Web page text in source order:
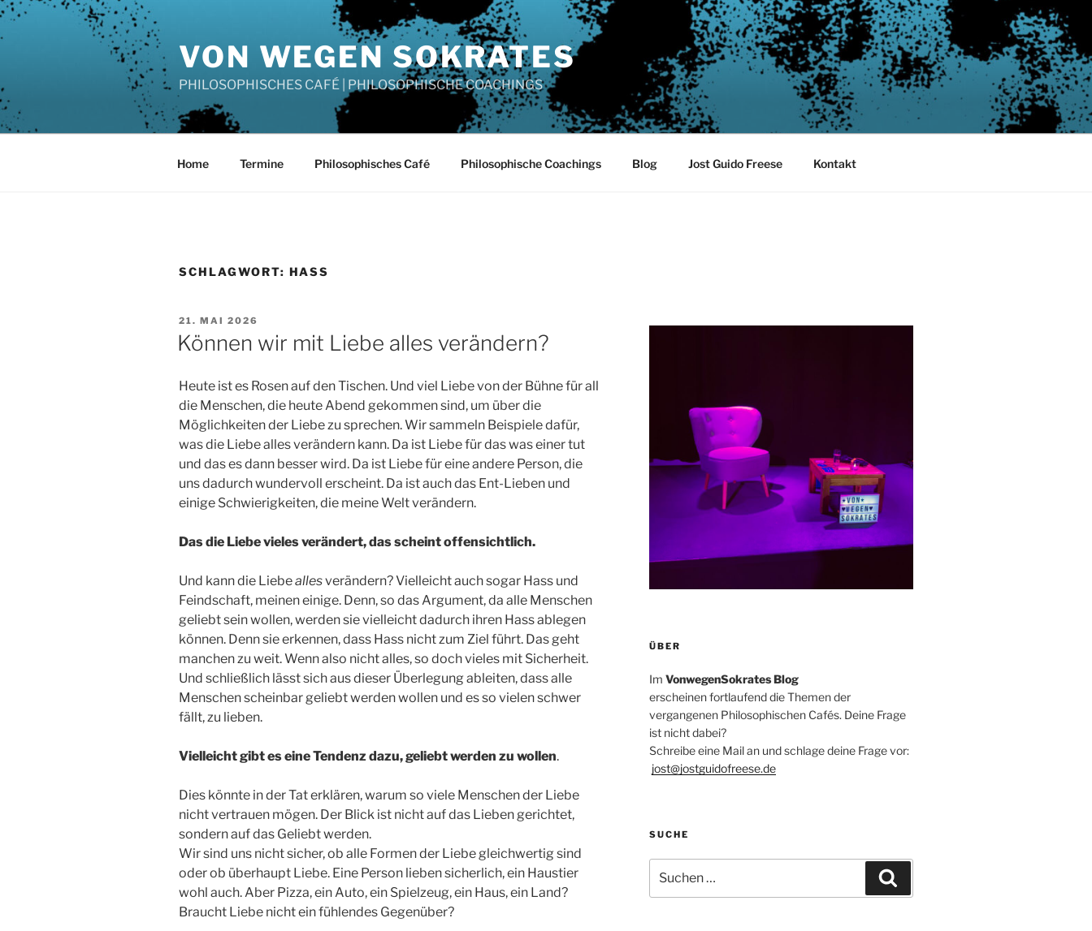
Zum
VON WEGEN SOKRATES
PHILOSOPHISCHES CAFÉ | PHILOSOPHISCHE COACHINGS
Home Termine Philosophisches Café Philosophische Coachings Blog Jost Guido Freese Kontakt
SCHLAGWORT: HASS
VERÖFFENTLICHT
AM
21. MAI 2026
Können wir mit Liebe alles verändern?
Heute ist es Rosen auf den Tischen. Und viel Liebe von der Bühne für all
die Menschen, die heute Abend gekommen sind, um über die
Möglichkeiten der Liebe zu sprechen. Wir sammeln Beispiele dafür,
was die Liebe alles verändern kann. Da ist Liebe für das was einer tut
und das es dann besser wird. Da ist Liebe für eine andere Person, die
uns dadurch wundervoll erscheint. Da ist auch das Ent-Lieben und
einige Schwierigkeiten, die meine Welt verändern.
Das die Liebe vieles verändert, das scheint offensichtlich.
Und kann die Liebeallesverändern? Vielleicht auch sogar Hass und
Feindschaft, meinen einige. Denn, so das Argument, da alle Menschen
geliebt sein wollen, werden sie vielleicht dadurch ihren Hass ablegen
können. Denn sie erkennen, dass Hass nicht zum Ziel führt. Das geht
manchen zu weit. Wenn also nicht alles, so doch vieles mit Sicherheit.
Und schließlich lässt sich aus dieser Überlegung ableiten, dass alle
Menschen scheinbar geliebt werden wollen und es so vielen schwer
fällt, zu lieben.
Vielleicht gibt es eine Tendenz dazu, geliebt werden zu wollen.
Dies könnte in der Tat erklären, warum so viele Menschen der Liebe
nicht vertrauen mögen. Der Blick ist nicht auf das Lieben gerichtet,
sondern auf das Geliebt werden.
Wir sind uns nicht sicher, ob alle Formen der Liebe gleichwertig sind
oder ob überhaupt Liebe. Eine Person lieben sicherlich, ein Haustier
wohl auch. Aber Pizza, ein Auto, ein Spielzeug, ein Haus, ein Land?
Braucht Liebe nicht ein fühlendes Gegenüber?
ÜBER
Im VonwegenSokrates Blog
erscheinen fortlaufend die Themen der
vergangenen Philosophischen Cafés. Deine Frage
ist nicht dabei?
Schreibe eine Mail an und schlage deine Frage vor:
jost@jostguidofreese.de
SUCHE
nach: